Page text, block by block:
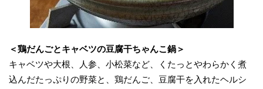
＜鶏だんごとキャベツの豆腐干ちゃんこ鍋＞
キャベツや大根、人参、小松菜など、くたっとやわらかく煮
込んだたっぷりの野菜と、鶏だんご、豆腐干を入れたヘルシ